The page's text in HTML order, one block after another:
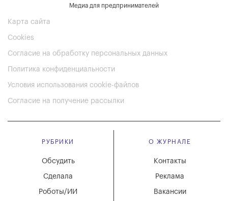
Медиа для предпринимателей
Карта сайта
Cookies
Согласие на обработку персональных данных
Политика конфиденциальности
Условия использования cookie-файлов
Согласие на получение рассылки
РУБРИКИ
Обсудить
Сделала
Роботы/ИИ
О ЖУРНАЛЕ
Вакансии
Реклама
Контакты